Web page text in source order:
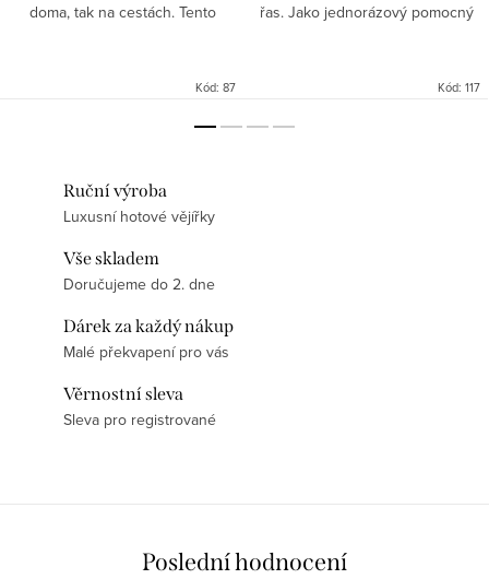
doma, tak na cestách. Tento
Kód: 87
řas. Jako jednorázový pomocný
Kód: 117
Ruční výroba
Luxusní hotové vějířky
Vše skladem
Doručujeme do 2. dne
Dárek za každý nákup
Malé překvapení pro vás
Věrnostní sleva
Sleva pro registrované
Poslední hodnocení